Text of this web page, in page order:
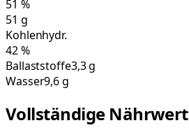
51 %
51 g
Kohlenhydr.
42%
Ballaststoffe3,3 g
Wasser9,6 g
Vollständige